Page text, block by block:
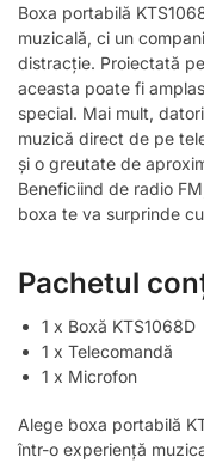
Boxa portabilă
muzicală, ci un
distracție. Proiectată
aceasta poate fi
special. Mai mult,
muzică direct de pe
și o greutate de
Beneficiind de radio
boxa te va surprinde
Pachetul
1 x Boxă KTS1068D
1 x Telecomandă
1 x Microfon
Alege boxa portabilă
într-o experiență